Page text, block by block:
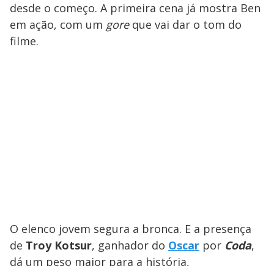
desde o começo. A primeira cena já mostra Ben
em ação, com um goreque vai dar o tom do
filme.
O elenco jovem segura a bronca. E a presença
de Troy Kotsur, ganhador do Oscar por Coda,
dá um peso maior para a história,